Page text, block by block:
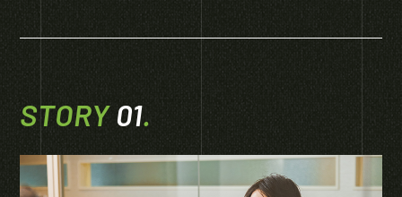
STORY01.